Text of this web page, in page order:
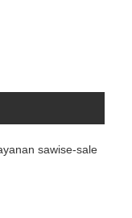
sawise-sale